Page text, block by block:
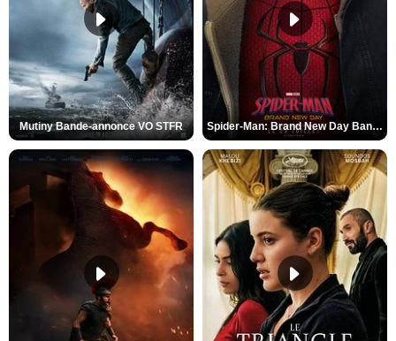
Mutiny Bande-annonce VO STFR Spider-Man: Brand New Day Bande-annonce VO STFR